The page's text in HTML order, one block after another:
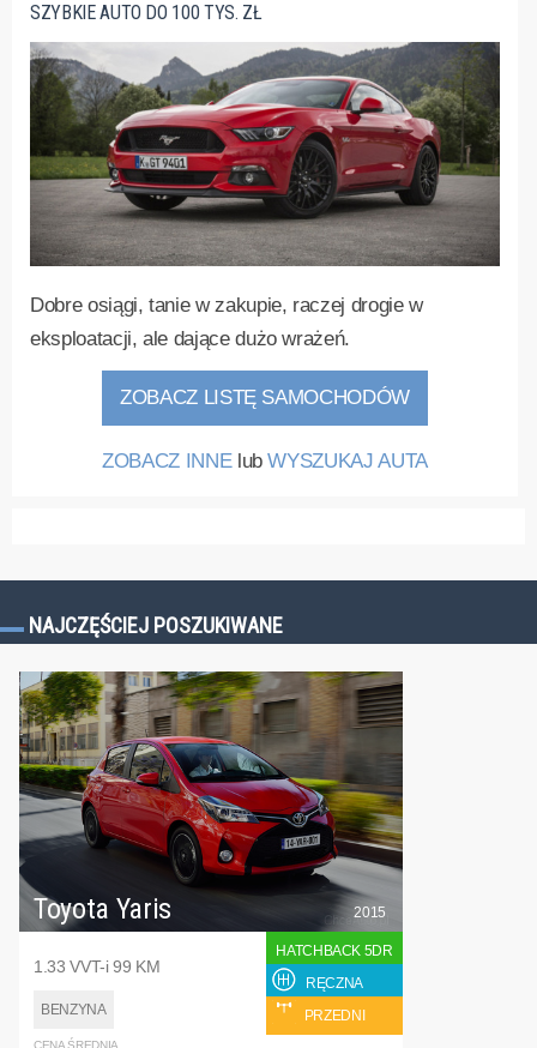
SZYBKIE AUTO DO 100 TYS. ZŁ
Dobre osiągi, tanie w zakupie, raczej drogie w
eksploatacji, ale dające dużo wrażeń.
ZOBACZ LISTĘ SAMOCHODÓW
ZOBACZ INNElubWYSZUKAJ AUTA
NAJCZĘŚCIEJ POSZUKIWANE
Toyota Yaris
1.33 VVT-i 99 KM
BENZYNA
2015
HATCHBACK 5DR
RĘCZNA
PRZEDNI